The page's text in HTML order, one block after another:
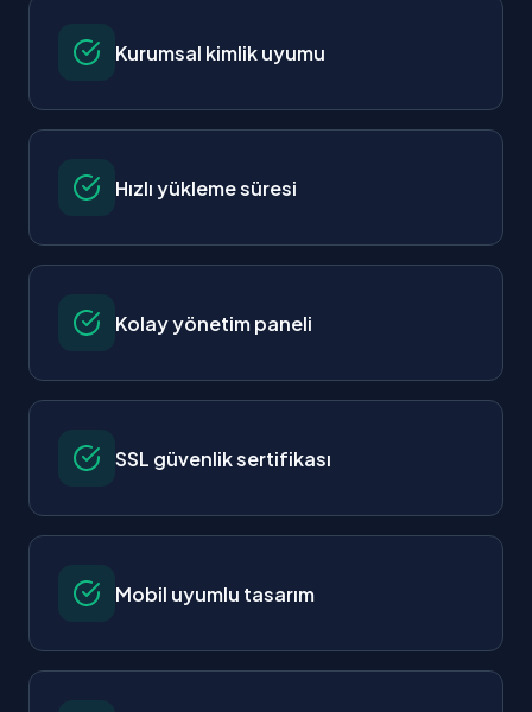
Kurumsal kimlik uyumu
Hızlı yükleme süresi
Kolay yönetim paneli
SSL güvenlik sertifikası
Mobil uyumlu tasarım